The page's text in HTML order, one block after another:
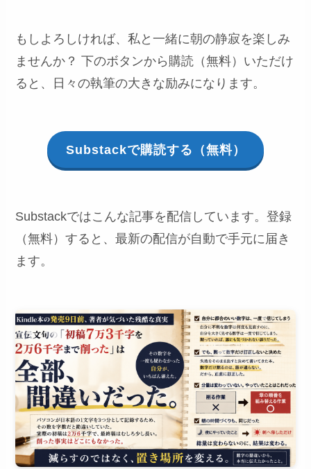
もしよろしければ、私と一緒に朝の静寂を楽しみ
ませんか？ 下のボタンから購読（無料）いただけ
ると、日々の執筆の大きな励みになります。
Substackで購読する（無料）
Substackではこんな記事を配信しています。登録
（無料）すると、最新の配信が自動で手元に届き
ます。